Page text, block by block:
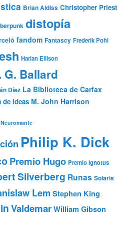
Brian Aldiss Christopher Priest
distopía
fandom Fantascy Frederik Pohl
Harlan Ellison
G. Ballard
Díez La Biblioteca de Carfax
de Ideas M. John Harrison
Neuromante
Philip K. Dick
Premio Hugo Premio Ignotus
Silverberg Runas Solaris
Lem Stephen King
ValdemarWilliam Gibson